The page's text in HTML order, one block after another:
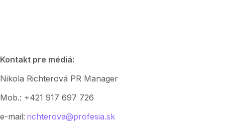
Kontakt pre médiá:
Nikola Richterová PR Manager
Mob.: +421 917 697 726
e-mail: richterova@profesia.sk